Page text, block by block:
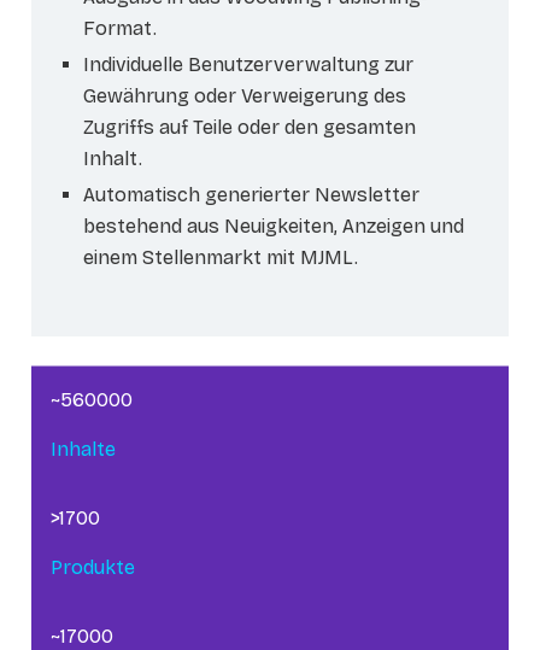
Format.
Individuelle Benutzerverwaltung zur
Gewährung oder Verweigerung des
Zugriffs auf Teile oder den gesamten
Inhalt.
Automatisch generierter Newsletter
bestehend aus Neuigkeiten, Anzeigen und
einem Stellenmarkt mit MJML.
~560000
Inhalte
>1700
Produkte
~17000